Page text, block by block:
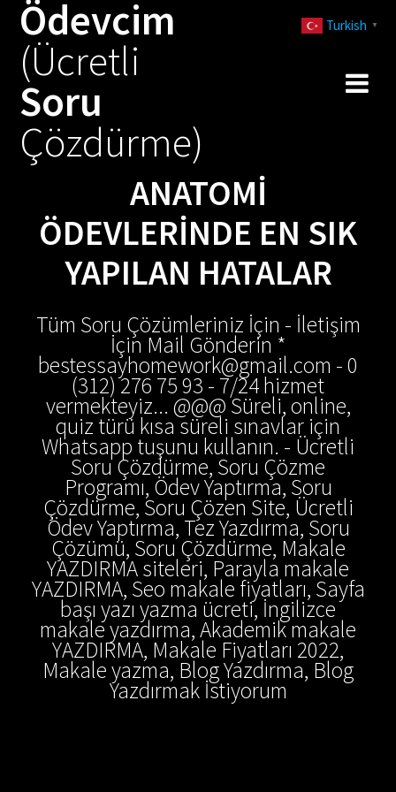
Ödevcim
(Ücretli
Soru
Çözdürme)
ANATOMI
ÖDEVLERINDE EN SIK
YAPILAN HATALAR
Tüm Soru Çözümleriniz İçin - İletişim
İçin Mail Gönderin *
bestessayhomework@gmail.com - 0
(312) 276 75 93 - 7/24 hizmet
vermekteyiz... @@@ Süreli, online,
quiz türü kısa süreli sınavlar için
Whatsapp tuşunu kullanın. - Ücretli
Soru Çözdürme, Soru Çözme
Programı, Ödev Yaptırma, Soru
Çözdürme, Soru Çözen Site, Ücretli
Ödev Yaptırma, Tez Yazdırma, Soru
Çözümü, Soru Çözdürme, Makale
YAZDIRMA siteleri, Parayla makale
YAZDIRMA, Seo makale fiyatları, Sayfa
başı yazı yazma ücreti, İngilizce
makale yazdırma, Akademik makale
YAZDIRMA, Makale Fiyatları 2022,
Makale yazma, Blog Yazdırma, Blog
Yazdırmak İstiyorum
Turkish ▼